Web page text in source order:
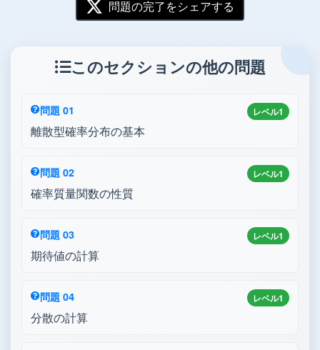
問題の完了をシェアする
このセクションの他の問題
レベル1
問題 01
離散型確率分布の基本
レベル1
問題 02
確率質量関数の性質
レベル1
問題 03
期待値の計算
レベル1
問題 04
分散の計算